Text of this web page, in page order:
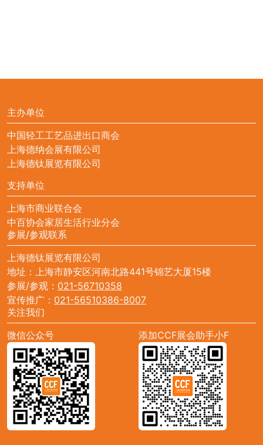
主办单位
中国轻工工艺品进出口商会
上海德纳会展有限公司
上海德钛展览有限公司
支持单位
上海市商业联合会
中百协会家居生活行业分会
参展/参观联系
上海德钛展览有限公司
地址：上海市静安区河南北路441号锦艺大厦15楼
参展/参观： 021-56710358
宣传推广： 021-56510386-8007
关注我们
微信公众号
添加CCF展会助手小F